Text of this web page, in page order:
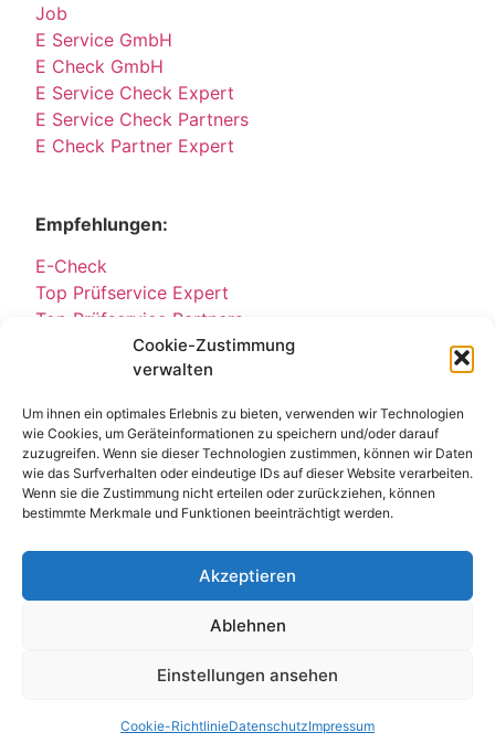
Cookie-Zustimmung
verwalten
Um ihnen ein optimales Erlebnis zu bieten, verwenden wir Technologien
wie Cookies, um Geräteinformationen zu speichern und/oder darauf
zuzugreifen. Wenn sie dieser Technologien zustimmen, können wir Daten
wie das Surfverhalten oder eindeutige IDs auf dieser Website verarbeiten.
Wenn sie die Zustimmung nicht erteilen oder zurückziehen, können
bestimmte Merkmale und Funktionen beeinträchtigt werden.
Akzeptieren
Ablehnen
Einstellungen ansehen
Cookie-RichtlinieDatenschutzImpressum
Job
E Service GmbH
E Check GmbH
E Service Check Expert
E Service Check Partners
E Check Partner Expert
Empfehlungen:
E-Check
Top Prüfservice Expert
Top Prüfservice Partners
Top Prüfservice GmbH
Sicherheitsprüfungen Partners
Prüfung E-Check Expert
Prüfung elektrischer Anlagen
© All Rights Reserved 2025